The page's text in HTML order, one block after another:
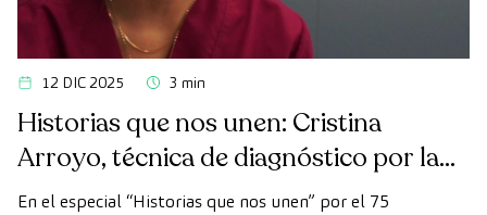
12 DIC 2025 3 min
Historias que nos unen: Cristina
Arroyo, técnica de diagnóstico por la
imagen
En el especial “Historias que nos unen” por el 75